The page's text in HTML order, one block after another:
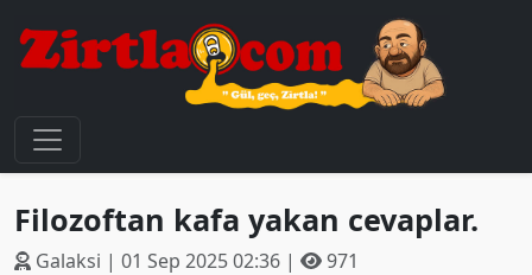
Filozoftan kafa yakan cevaplar.
Galaksi | 01 Sep 2025 02:36 | 971